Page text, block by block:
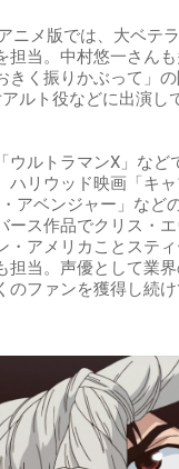
ニメ版では、大ベテ
担当。中村悠一さん
きく振りかぶって」
ルト役などに出演し
ウルトラマンX」など
ハリウッド映画「キ
アベンジャー」など
ース作品でクリス・
・アメリカことステ
担当。声優として業
のファンを獲得し続け